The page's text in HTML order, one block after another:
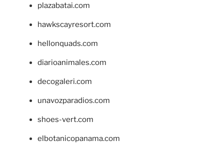
plazabatai.com
hawkscayresort.com
hellonquads.com
diarioanimales.com
decogaleri.com
unavozparadios.com
shoes-vert.com
elbotanicopanama.com